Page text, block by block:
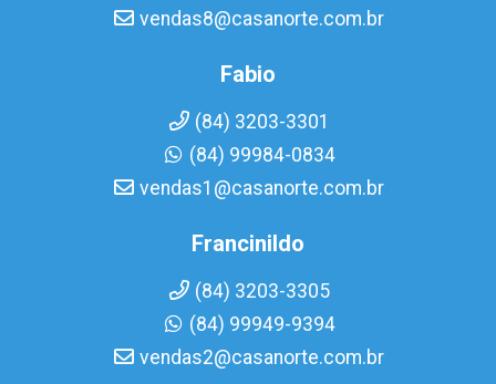
vendas8@casanorte.com.br
Fabio
(84) 3203-3301
(84) 99984-0834
vendas1@casanorte.com.br
Francinildo
(84) 3203-3305
(84) 99949-9394
vendas2@casanorte.com.br